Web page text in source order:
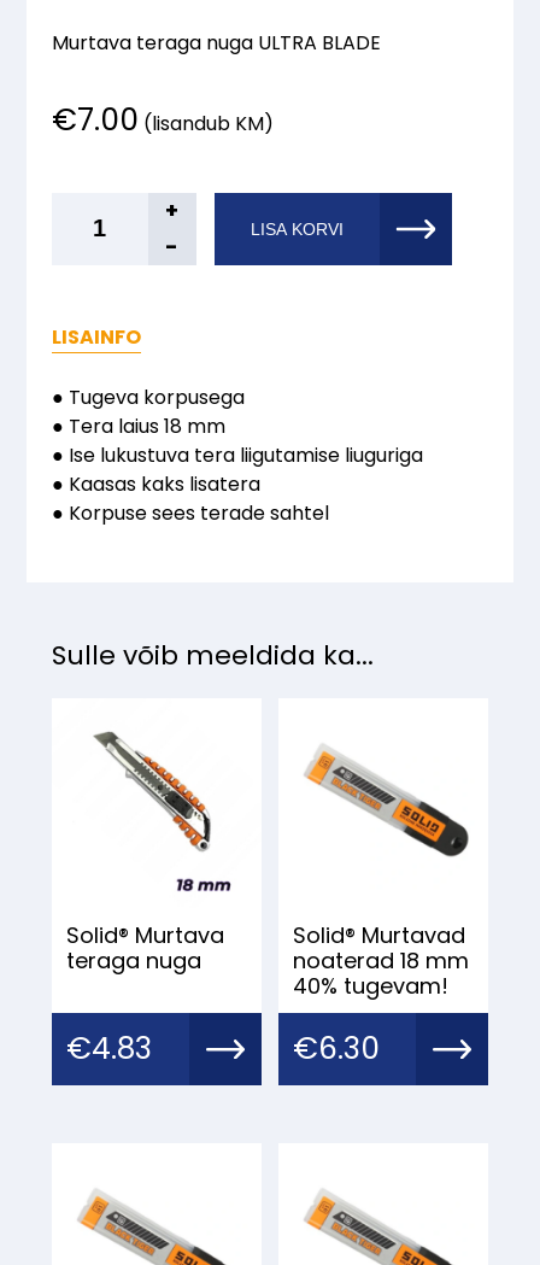
Murtava teraga nuga ULTRA BLADE
€7.00 (lisandub KM)
Murtava
BLADE
+
-
LISA KORVI
LISAINFO
● Tugeva korpusega
● Tera laius 18 mm
● Ise lukustuva tera liigutamise liuguriga
● Kaasas kaks lisatera
● Korpuse sees terade sahtel
Sulle võib meeldida ka...
Solid® Murtava
teraga nuga
€4.83
Solid® Murtavad
noaterad 18 mm
40% tugevam!
€6.30